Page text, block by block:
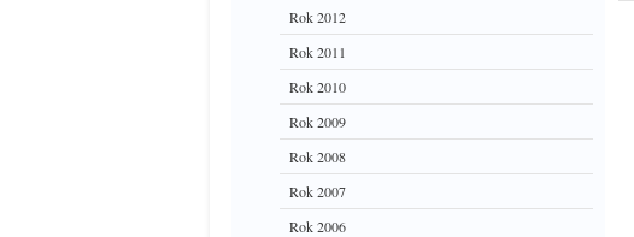
Rok 2012
Rok 2011
Rok 2010
Rok 2009
Rok 2008
Rok 2007
Rok 2006